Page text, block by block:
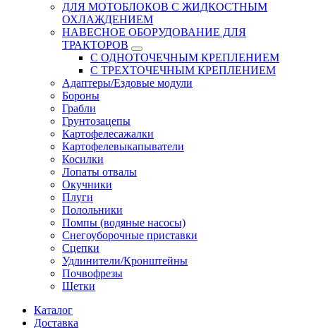
ДЛЯ МОТОБЛОКОВ С ЖИДКОСТНЫМ
ОХЛАЖДЕНИЕМ
НАВЕСНОЕ ОБОРУДОВАНИЕ ДЛЯ
ТРАКТОРОВ
С ОДНОТОЧЕЧНЫМ КРЕПЛЕНИЕМ
С ТРЕХТОЧЕЧНЫМ КРЕПЛЕНИЕМ
Адаптеры/Ездовые модули
Бороны
Грабли
Грунтозацепы
Картофелесажалки
Картофелевыкапыватели
Косилки
Лопаты отвалы
Окучники
Плуги
Полольники
Помпы (водяные насосы)
Снегоуборочные приставки
Сцепки
Удлинители/Кронштейны
Почвофрезы
Щетки
Каталог
Доставка